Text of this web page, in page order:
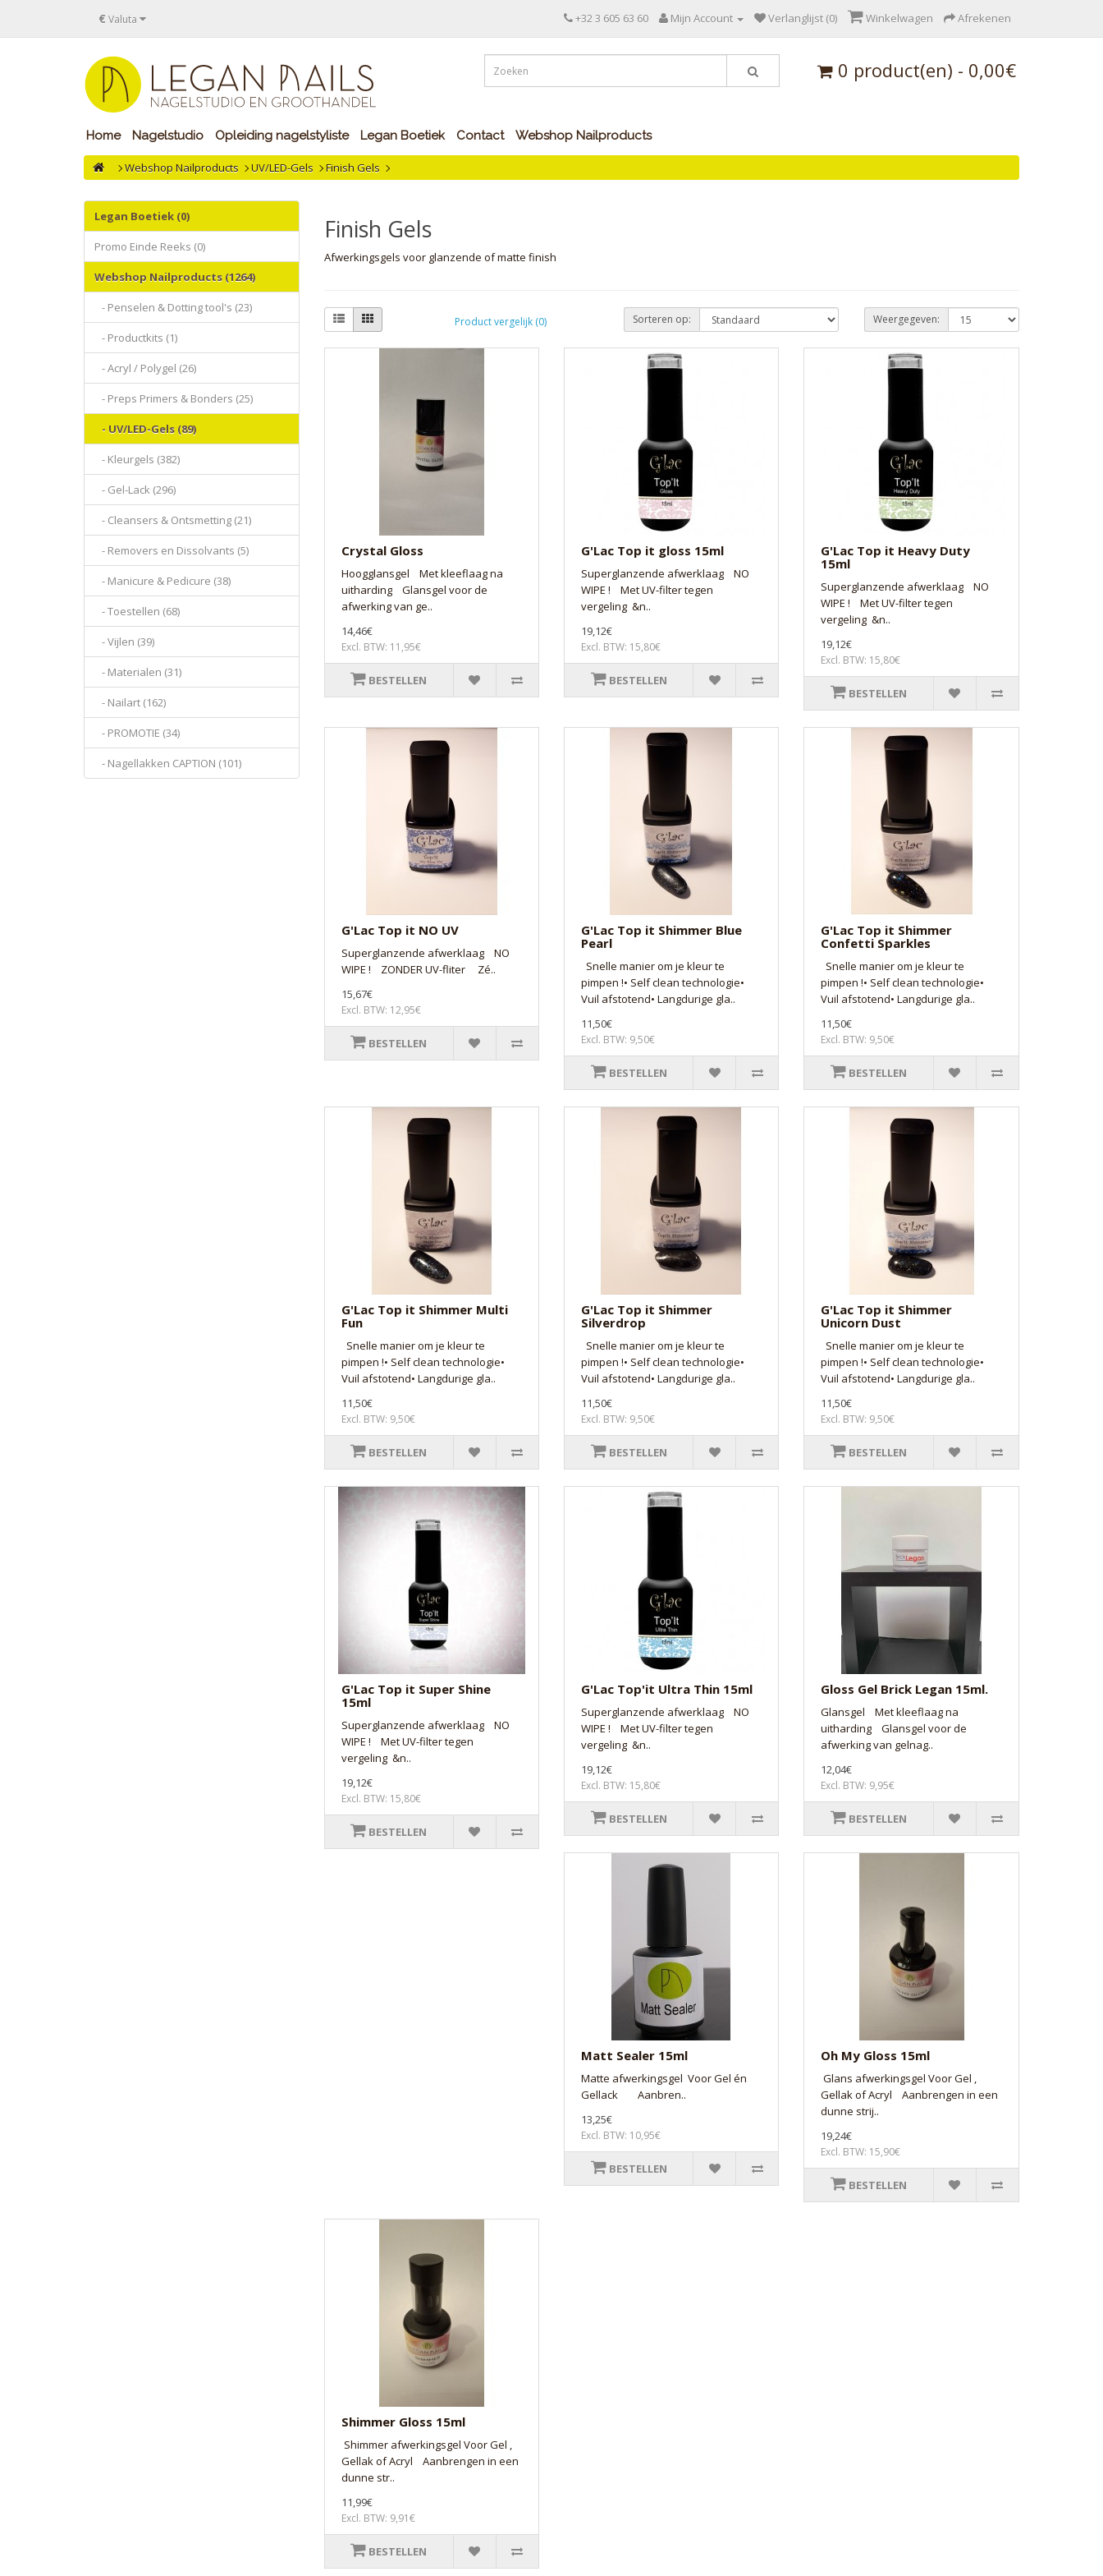
€ Valuta +32 3 605 63 60 Mijn Account Verlanglijst (0) Winkelwagen Afrekenen
0 product(en) - 0,00€
Home Nagelstudio Opleiding nagelstyliste Legan Boetiek Contact Webshop Nailproducts
Webshop Nailproducts UV/LED-Gels Finish Gels
Legan Boetiek (0)
Promo Einde Reeks (0)
Webshop Nailproducts (1264)
- Penselen & Dotting tool's (23)
- Productkits (1)
- Acryl / Polygel (26)
- Preps Primers & Bonders (25)
- UV/LED-Gels (89)
- Kleurgels (382)
- Gel-Lack (296)
- Cleansers & Ontsmetting (21)
- Removers en Dissolvants (5)
- Manicure & Pedicure (38)
- Toestellen (68)
- Vijlen (39)
- Materialen (31)
- Nailart (162)
- PROMOTIE (34)
- Nagellakken CAPTION (101)
Finish Gels
Afwerkingsgels voor glanzende of matte finish
Product vergelijk (0) Sorteren op: Weergegeven:
Crystal Gloss
Hoogglansgel Met kleeflaag na
uitharding Glansgel voor de
afwerking van ge..
14,46€
Excl. BTW: 11,95€
BESTELLEN
G'Lac Top it gloss 15ml
Superglanzende afwerklaag NO
WIPE ! Met UV-filter tegen
vergeling &n..
19,12€
Excl. BTW: 15,80€
BESTELLEN
G'Lac Top it Heavy Duty
15ml
Superglanzende afwerklaag NO
WIPE ! Met UV-filter tegen
vergeling &n..
19,12€
Excl. BTW: 15,80€
BESTELLEN
G'Lac Top it NO UV
Superglanzende afwerklaag NO
WIPE ! ZONDER UV-fliter Zé..
15,67€
Excl. BTW: 12,95€
BESTELLEN
G'Lac Top it Shimmer Blue
Pearl
Snelle manier om je kleur te
pimpen !• Self clean technologie•
Vuil afstotend• Langdurige gla..
11,50€
Excl. BTW: 9,50€
BESTELLEN
G'Lac Top it Shimmer
Confetti Sparkles
Snelle manier om je kleur te
pimpen !• Self clean technologie•
Vuil afstotend• Langdurige gla..
11,50€
Excl. BTW: 9,50€
BESTELLEN
G'Lac Top it Shimmer Multi
Fun
Snelle manier om je kleur te
pimpen !• Self clean technologie•
Vuil afstotend• Langdurige gla..
11,50€
Excl. BTW: 9,50€
BESTELLEN
G'Lac Top it Shimmer
Silverdrop
Snelle manier om je kleur te
pimpen !• Self clean technologie•
Vuil afstotend• Langdurige gla..
11,50€
Excl. BTW: 9,50€
BESTELLEN
G'Lac Top it Shimmer
Unicorn Dust
Snelle manier om je kleur te
pimpen !• Self clean technologie•
Vuil afstotend• Langdurige gla..
11,50€
Excl. BTW: 9,50€
BESTELLEN
G'Lac Top it Super Shine
15ml
Superglanzende afwerklaag NO
WIPE ! Met UV-filter tegen
vergeling &n..
19,12€
Excl. BTW: 15,80€
BESTELLEN
G'Lac Top'it Ultra Thin 15ml
Superglanzende afwerklaag NO
WIPE ! Met UV-filter tegen
vergeling &n..
19,12€
Excl. BTW: 15,80€
BESTELLEN
Gloss Gel Brick Legan 15ml.
Glansgel Met kleeflaag na
uitharding Glansgel voor de
afwerking van gelnag..
12,04€
Excl. BTW: 9,95€
BESTELLEN
Matt Sealer 15ml
Matte afwerkingsgel Voor Gel én
Gellack Aanbren..
13,25€
Excl. BTW: 10,95€
BESTELLEN
Oh My Gloss 15ml
Glans afwerkingsgel Voor Gel ,
Gellak of Acryl Aanbrengen in een
dunne strij..
19,24€
Excl. BTW: 15,90€
BESTELLEN
Shimmer Gloss 15ml
Shimmer afwerkingsgel Voor Gel ,
Gellak of Acryl Aanbrengen in een
dunne str..
11,99€
Excl. BTW: 9,91€
BESTELLEN